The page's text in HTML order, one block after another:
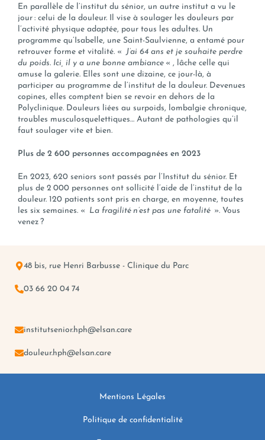
En parallèle de l’institut du sénior, un autre institut a vu le
jour : celui de la douleur. Il vise à soulager les douleurs par
l’activité physique adaptée, pour tous les adultes. Un
programme qu’Isabelle, une Saint-Saulvienne, a entamé pour
retrouver forme et vitalité. « J’ai 64 ans et je souhaite perdre
du poids. Ici, il y a une bonne ambiance « , lâche celle qui
amuse la galerie. Elles sont une dizaine, ce jour-là, à
participer au programme de l’institut de la douleur. Devenues
copines, elles comptent bien se revoir en dehors de la
Polyclinique. Douleurs liées au surpoids, lombalgie chronique,
troubles musculosquelettiques… Autant de pathologies qu’il
faut soulager vite et bien.
Plus de 2 600 personnes accompagnées en 2023
En 2023, 620 seniors sont passés par l’Institut du sénior. Et
plus de 2 000 personnes ont sollicité l’aide de l’institut de la
douleur. 120 patients sont pris en charge, en moyenne, toutes
les six semaines. « La fragilité n’est pas une fatalité». Vous
venez ?
48 bis, rue Henri Barbusse - Clinique du Parc
03 66 20 04 74
institutsenior.hph@elsan.care
douleur.hph@elsan.care
Mentions Légales
Politique de confidentialité